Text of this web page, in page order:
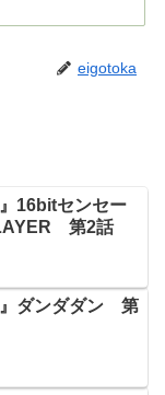
eigotoka
16bitセンセー
第2話
』ダンダダン 第